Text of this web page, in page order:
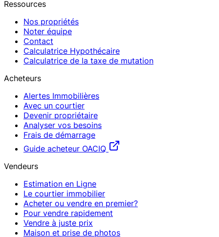
Ressources
Nos propriétés
Noter équipe
Contact
Calculatrice Hypothécaire
Calculatrice de la taxe de mutation
Acheteurs
Alertes Immobilières
Avec un courtier
Devenir propriétaire
Analyser vos besoins
Frais de démarrage
Guide acheteur OACIQ
Vendeurs
Estimation en Ligne
Le courtier immobilier
Acheter ou vendre en premier?
Pour vendre rapidement
Vendre à juste prix
Maison et prise de photos